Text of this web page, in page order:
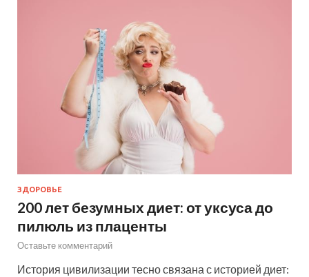
ЗДОРОВЬЕ
200 лет безумных диет: от уксуса до
пилюль из плаценты
Оставьте комментарий
История цивилизации тесно связана с историей диет: